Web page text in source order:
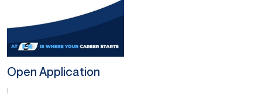
Open Application